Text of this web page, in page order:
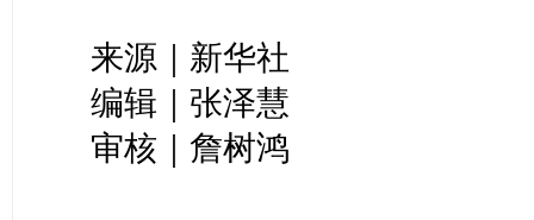
来源｜新华社
编辑｜张泽慧
审核｜詹树鸿